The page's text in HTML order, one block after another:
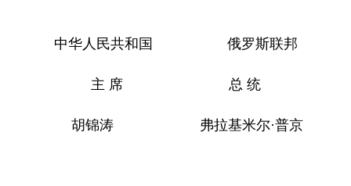
中华人民共和国 俄罗斯联邦
主 席 总 统
胡锦涛 弗拉基米尔·普京